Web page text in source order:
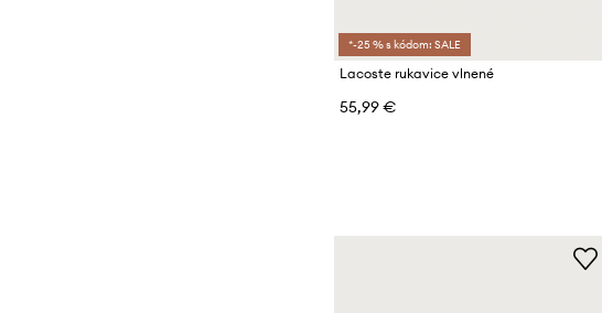
*-25 % s kódom: SALE
Lacoste rukavice vlnené
55,99 €